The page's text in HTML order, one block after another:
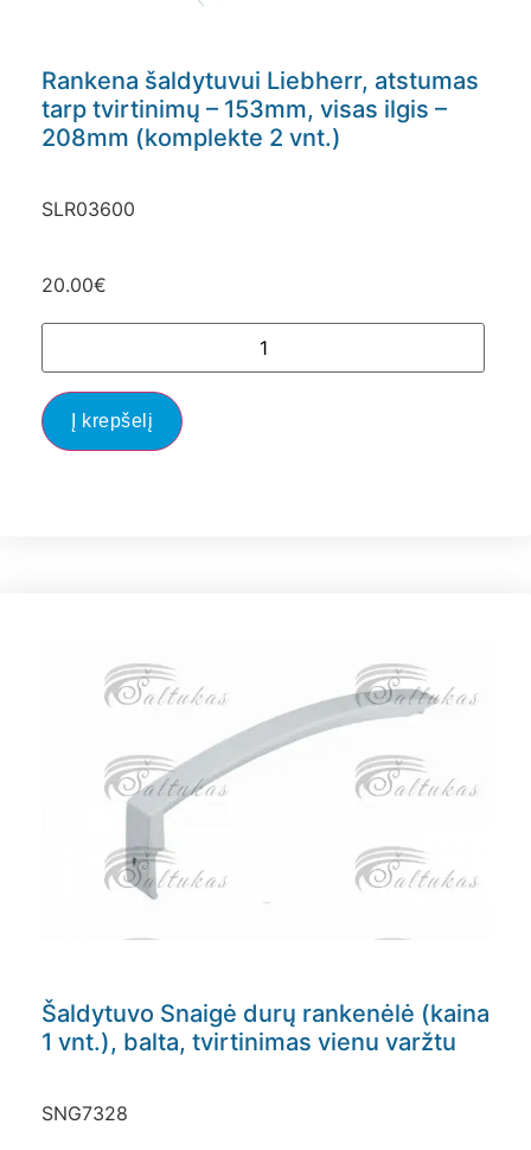
Rankena šaldytuvui Liebherr, atstumas
tarp tvirtinimų – 153mm, visas ilgis –
208mm (komplekte 2 vnt.)
SLR03600
20.00€
Į krepšelį
Šaldytuvo Snaigė durų rankenėlė (kaina
1 vnt.), balta, tvirtinimas vienu varžtu
SNG7328